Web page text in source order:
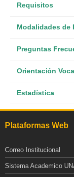
Requisitos
Modalidades de
Preguntas
Orientación
Estadística
Plataformas Web
Correo Institucional
Sistema Academico